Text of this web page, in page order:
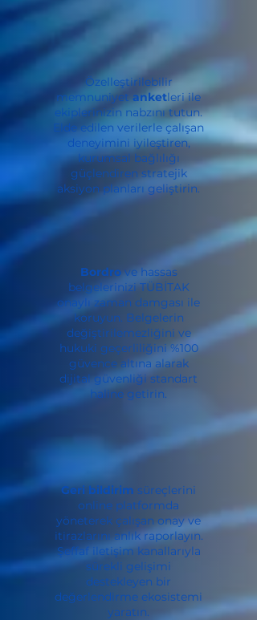
Özelleştirilebilir
memnuniyet anketleri ile
ekiplerinizin nabzını tutun.
Elde edilen verilerle çalışan
deneyimini iyileştiren,
kurumsal bağlılığı
güçlendiren stratejik
aksiyon planları geliştirin.
Bordrove hassas
belgelerinizi TÜBİTAK
onaylı zaman damgası ile
koruyun. Belgelerin
değiştirilemezliğini ve
hukuki geçerliliğini %100
güvence altına alarak
dijital güvenliği standart
haline getirin.
Geri bildirim süreçlerini
online platformda
yöneterek çalışan onay ve
itirazlarını anlık raporlayın.
Şeffaf iletişim kanallarıyla
sürekli gelişimi
destekleyen bir
değerlendirme ekosistemi
yaratın.